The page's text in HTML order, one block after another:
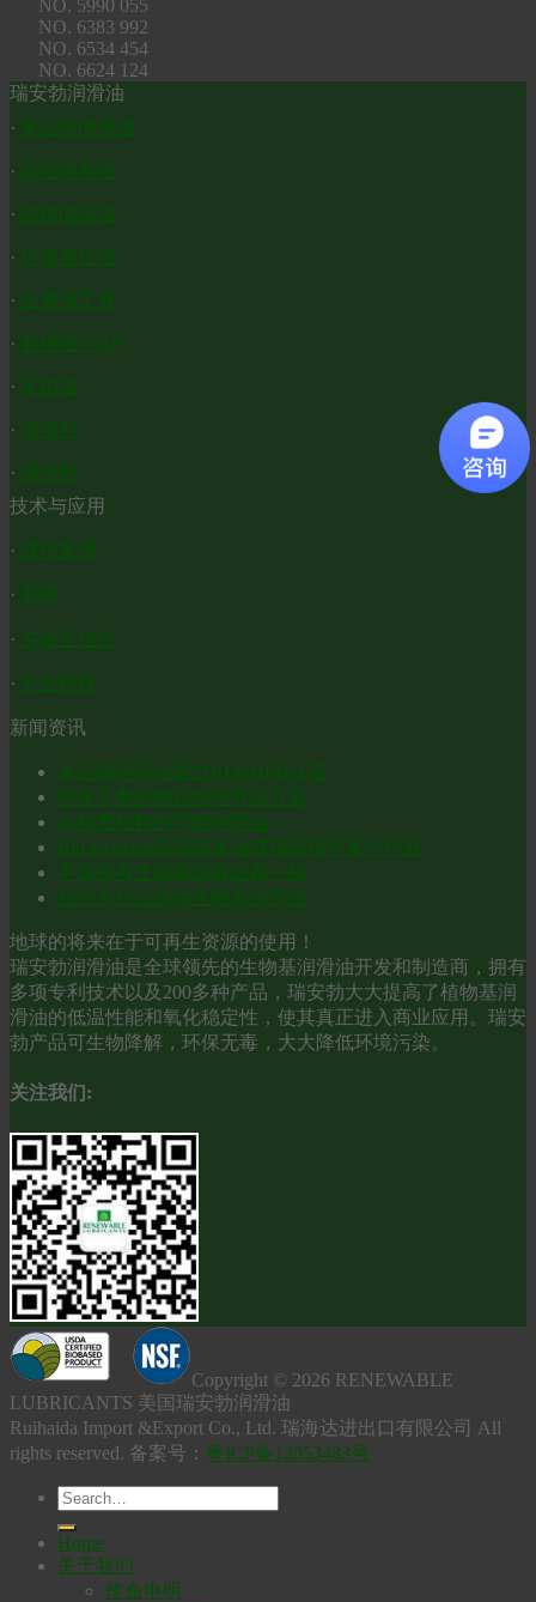
NO. 5990 055
NO. 6383 992
NO. 6534 454
NO. 6624 124
瑞安勃润滑油
· 食品级润滑油
· 高温链条油
· 防锈润滑油
· 环保液压油
· 金属加工液
· 船用油/VGP
· 车用油
· 添加剂
· 清洗剂
技术与应用
· 成功案例
· 新闻
· 实验室信息
· 安全科技
新闻资讯
食品级润滑油通过KOSHER认证
环保无毒的钢丝绳润滑油方案
高粘度指数的节能润滑油
Bio-Extreme高温链条油成功应用于多个行业
不是所有生物基润滑油都一样
我们为什么选择生物基润滑油
地球的将来在于可再生资源的使用！
瑞安勃润滑油是全球领先的生物基润滑油开发和制造商，拥有
多项专利技术以及200多种产品，瑞安勃大大提高了植物基润
滑油的低温性能和氧化稳定性，使其真正进入商业应用。瑞安
勃产品可生物降解，环保无毒，大大降低环境污染。
关注我们:
Copyright © 2026 RENEWABLE
LUBRICANTS 美国瑞安勃润滑油
Ruihaida Import &Export Co., Ltd. 瑞海达进出口有限公司 All
rights reserved. 备案号： 粤ICP备13053483号
Home
关于我们
使命申明